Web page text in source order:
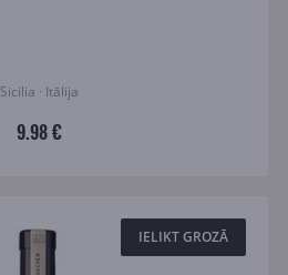
Sicilia · Itālija
9.98 €
IELIKT GROZĀ